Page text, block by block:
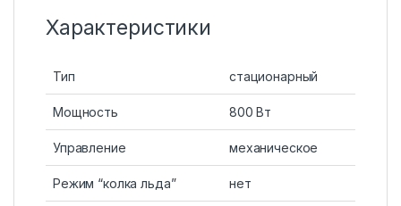
Характеристики
Тип стационарный
Мощность 800 Вт
Управление механическое
Режим “колка льда” нет